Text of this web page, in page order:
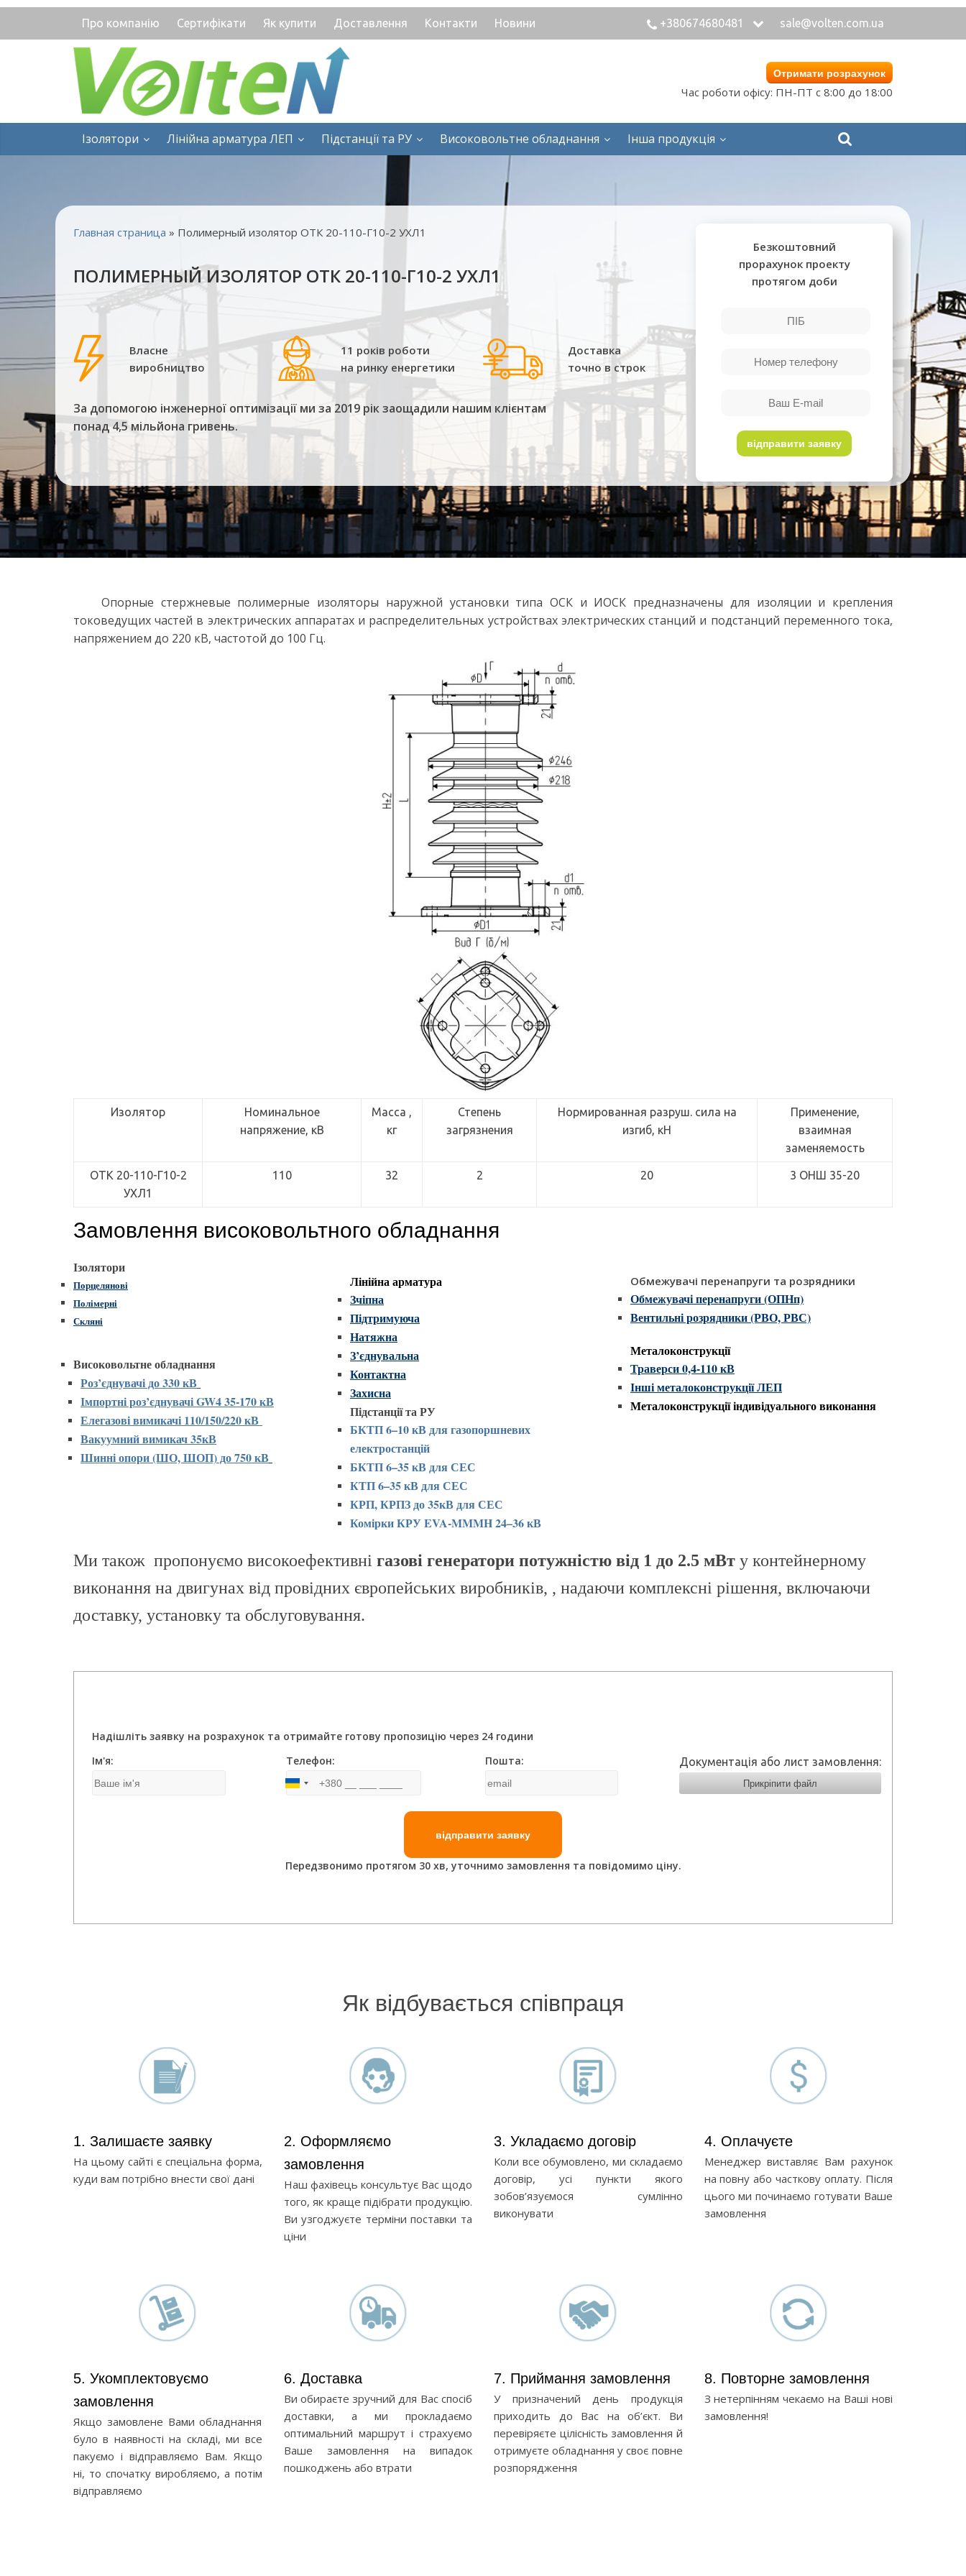
Про компанію Сертифікати Як купити Доставлення Контакти Новини +380674680481 sale@volten.com.ua
Отримати розрахунок
Час роботи офісу: ПН-ПТ с 8:00 до 18:00
Ізолятори Лінійна арматура ЛЕП Підстанції та РУ Високовольтне обладнання Інша продукція
Главная страница » Полимерный изолятор ОТК 20-110-Г10-2 УХЛ1
ПОЛИМЕРНЫЙ ИЗОЛЯТОР ОТК 20-110-Г10-2 УХЛ1
Власне
виробництво
11 років роботи
на ринку енергетики
Доставка
точно в строк
За допомогою інженерної оптимізації ми за 2019 рік заощадили нашим клієнтам
понад 4,5 мільйона гривень.
Безкоштовний
прорахунок проекту
протягом доби
Опорные стержневые полимерные изоляторы наружной установки типа ОСК и ИОСК предназначены для изоляции и крепления
токоведущих частей в электрических аппаратах и распределительных устройствах электрических станций и подстанций переменного тока,
напряжением до 220 кВ, частотой до 100 Гц.
Изолятор
Номинальное
напряжение, кВ
Масса ,
кг
Степень
загрязнения
Нормированная разруш. сила на
изгиб, кН
Применение,
взаимная
заменяемость
ОТК 20-110-Г10-2
УХЛ1
110 32 2 20 3 ОНШ 35-20
Ізолятори
Порцелянові
Полімерні
Скляні
Високовольтне обладнання
Роз’єднувачі до 330 кВ
Імпортні роз’єднувачі GW4 35-170 кВ
Елегазові вимикачі 110/150/220 кВ
Вакуумний вимикач 35кВ
Шинні опори (ШО, ШОП) до 750 кВ
Лінійна арматура
Зчіпна
Підтримуюча
Натяжна
З’єднувальна
Контактна
Захисна
Підстанції та РУ
БКТП 6–10 кВ для газопоршневих
електростанцій
БКТП 6–35 кВ для СЕС
КТП 6–35 кВ для СЕС
КРП, КРПЗ до 35кВдля СЕС
Комірки КРУ EVA-MMMH 24–36 кВ
Обмежувачі перенапруги та розрядники
Обмежувачі перенапруги (ОПНп)
Вентильні розрядники (РВО, РВС)
Металоконструкції
Траверси 0,4-110 кВ
Інші металоконструкції ЛЕП
Металоконструкції індивідуального виконання
Ми також пропонуємо високоефективні газові генератори потужністю від 1 до 2.5 мВт у контейнерному
виконання на двигунах від провідних європейських виробників, , надаючи комплексні рішення, включаючи
доставку, установку та обслуговування.
Замовлення високовольтного обладнання
Надішліть заявку на розрахунок та отримайте готову пропозицію через 24 години
Ім'я:
Телефон: Пошта: Документація або лист замовлення:
Прикріпити файл
Передзвонимо протягом 30 хв, уточнимо замовлення та повідомимо ціну.
Як відбувається співпраця
1. Залишаєте заявку
На цьому сайті є спеціальна форма,
куди вам потрібно внести свої дані
2. Оформляємо
замовлення
Наш фахівець консультує Вас щодо
того, як краще підібрати продукцію.
Ви узгоджуєте терміни поставки та
ціни
3. Укладаємо договір
Коли все обумовлено, ми складаємо
договір, усі пункти якого
зобов’язуємося сумлінно
виконувати
4. Оплачуєте
Менеджер виставляє Вам рахунок
на повну або часткову оплату. Після
цього ми починаємо готувати Ваше
замовлення
5. Укомплектовуємо
замовлення
Якщо замовлене Вами обладнання
було в наявності на складі, ми все
пакуємо і відправляємо Вам. Якщо
ні, то спочатку виробляємо, а потім
відправляємо
6. Доставка
Ви обираєте зручний для Вас спосіб
доставки, а ми прокладаємо
оптимальний маршрут і страхуємо
Ваше замовлення на випадок
пошкоджень або втрати
7. Приймання замовлення
У призначений день продукція
приходить до Вас на об’єкт. Ви
перевіряєте цілісність замовлення й
отримуєте обладнання у своє повне
розпорядження
8. Повторне замовлення
З нетерпінням чекаємо на Ваші нові
замовлення!